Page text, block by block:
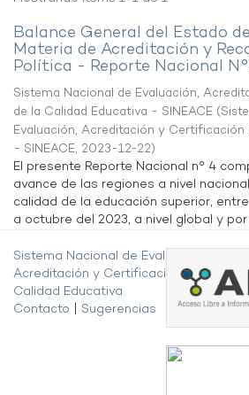
Balance General del Estado
Materia de Acreditación y
Política - Reporte Nacional
Sistema Nacional de Evaluación,
de la Calidad Educativa - SINEACE (
Evaluación, Acreditación y Certificación
- SINEACE, 2023-12-22)
El presente Reporte Nacional n° 4
avance de las regiones a nivel
calidad de la educación superior,
a octubre del 2023, a nivel global y por
Sistema Nacional de Evaluación,
Acreditación y Certificación de la
Calidad Educativa
Contacto
Sugerencias